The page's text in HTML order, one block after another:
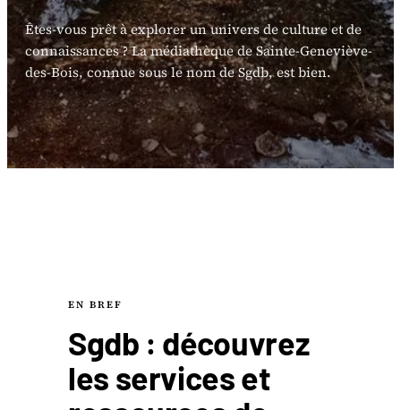
Êtes-vous prêt à explorer un univers de culture et de
connaissances ? La médiathèque de Sainte-Geneviève-
des-Bois, connue sous le nom de Sgdb, est bien.
EN BREF
Sgdb : découvrez
les services et